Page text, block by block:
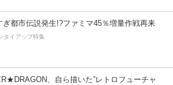
ぎ都市伝説発生!?ファミマ45％増量作戦再来
タイアップ特集
、自ら描いた”レトロフューチャ